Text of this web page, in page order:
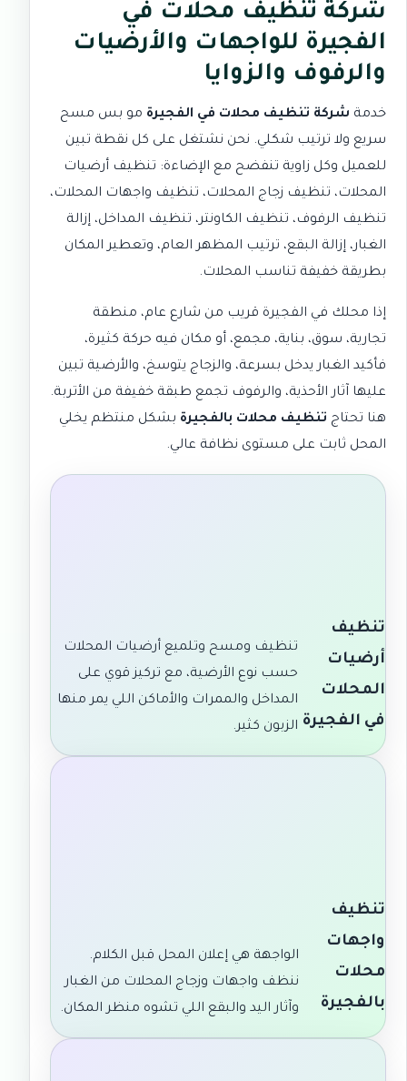
شركة تنظيف محلات في
الفجيرة للواجهات والأرضيات
والرفوف والزوايا
خدمة شركة تنظيف محلات في الفجيرة مو بس مسح
سريع ولا ترتيب شكلي. نحن نشتغل على كل نقطة تبين
للعميل وكل زاوية تنفضح مع الإضاءة: تنظيف أرضيات
المحلات، تنظيف زجاج المحلات، تنظيف واجهات المحلات،
تنظيف الرفوف، تنظيف الكاونتر، تنظيف المداخل، إزالة
الغبار، إزالة البقع، ترتيب المظهر العام، وتعطير المكان
بطريقة خفيفة تناسب المحلات.
إذا محلك في الفجيرة قريب من شارع عام، منطقة
تجارية، سوق، بناية، مجمع، أو مكان فيه حركة كثيرة،
فأكيد الغبار يدخل بسرعة، والزجاج يتوسخ، والأرضية تبين
عليها آثار الأحذية، والرفوف تجمع طبقة خفيفة من الأتربة.
هنا تحتاج تنظيف محلات بالفجيرة بشكل منتظم يخلي
المحل ثابت على مستوى نظافة عالي.
تنظيف
أرضيات
المحلات
في الفجيرة
تنظيف ومسح وتلميع أرضيات المحلات
حسب نوع الأرضية، مع تركيز قوي على
المداخل والممرات والأماكن اللي يمر منها
الزبون كثير.
تنظيف
واجهات
محلات
بالفجيرة
الواجهة هي إعلان المحل قبل الكلام.
ننظف واجهات وزجاج المحلات من الغبار
وآثار اليد والبقع اللي تشوه منظر المكان.